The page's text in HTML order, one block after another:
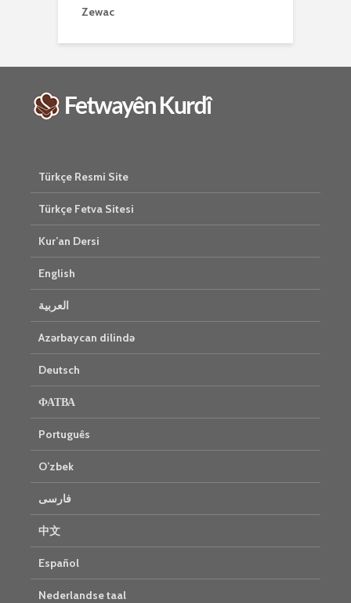
Zewac
Türkçe Resmi Site
Türkçe Fetva Sitesi
Kur’an Dersi
English
العربية
Azərbaycan dilində
Deutsch
ФАТВА
Português
O’zbek
فارسی
中文
Español
Nederlandse taal